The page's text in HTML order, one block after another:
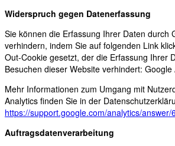
Widerspruch gegen Datenerfassung
Sie können die Erfassung Ihrer Daten durch
verhindern, indem Sie auf folgenden Link
Out-Cookie gesetzt, der die Erfassung Ihrer
Besuchen dieser Website verhindert: Google
Mehr Informationen zum Umgang mit
Analytics finden Sie in der
https://support.google.com/analytics/answer/
Auftragsdatenverarbeitung